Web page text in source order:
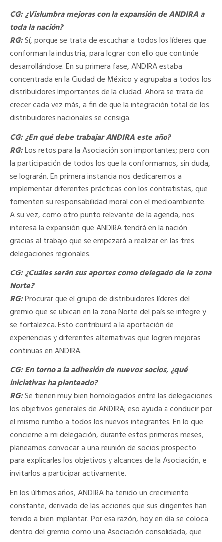
CG: ¿Vislumbra mejoras con la expansión de ANDIRA a
toda la nación?
RG:Sí, porque se trata de escuchar a todos los líderes que
conforman la industria, para lograr con ello que continúe
desarrollándose. En su primera fase, ANDIRA estaba
concentrada en la Ciudad de México y agrupaba a todos los
distribuidores importantes de la ciudad. Ahora se trata de
crecer cada vez más, a fin de que la integración total de los
distribuidores nacionales se consiga.
CG: ¿En qué debe trabajar ANDIRA este año?
RG:Los retos para la Asociación son importantes; pero con
la participación de todos los que la conformamos, sin duda,
se lograrán. En primera instancia nos dedicaremos a
implementar diferentes prácticas con los contratistas, que
fomenten su responsabilidad moral con el medioambiente.
A su vez, como otro punto relevante de la agenda, nos
interesa la expansión que ANDIRA tendrá en la nación
gracias al trabajo que se empezará a realizar en las tres
delegaciones regionales.
CG: ¿Cuáles serán sus aportes como delegado de la zona
Norte?
RG:Procurar que el grupo de distribuidores líderes del
gremio que se ubican en la zona Norte del país se integre y
se fortalezca. Esto contribuirá a la aportación de
experiencias y diferentes alternativas que logren mejoras
continuas en ANDIRA.
CG: En torno a la adhesión de nuevos socios, ¿qué
iniciativas ha planteado?
RG:Se tienen muy bien homologados entre las delegaciones
los objetivos generales de ANDIRA; eso ayuda a conducir por
el mismo rumbo a todos los nuevos integrantes. En lo que
concierne a mi delegación, durante estos primeros meses,
planeamos convocar a una reunión de socios prospecto
para explicarles los objetivos y alcances de la Asociación, e
invitarlos a participar activamente.
En los últimos años, ANDIRA ha tenido un crecimiento
constante, derivado de las acciones que sus dirigentes han
tenido a bien implantar. Por esa razón, hoy en día se coloca
dentro del gremio como una Asociación consolidada, que